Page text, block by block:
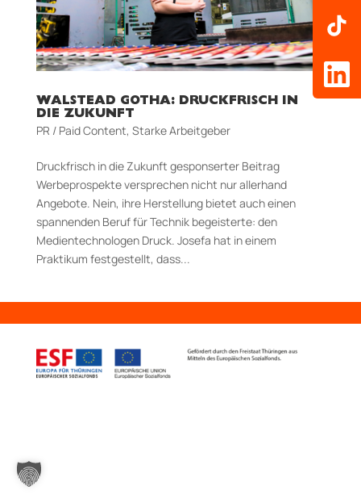
WALSTEAD GOTHA: DRUCKFRISCH IN
DIE ZUKUNFT
PR / Paid Content, Starke Arbeitgeber
Druckfrisch in die Zukunft gesponserter Beitrag
Werbeprospekte versprechen nicht nur allerhand
Angebote. Nein, ihre Herstellung bietet auch einen
spannenden Beruf für Technik begeisterte: den
Medientechnologen Druck. Josefa hat in einem
Praktikum festgestellt, dass...